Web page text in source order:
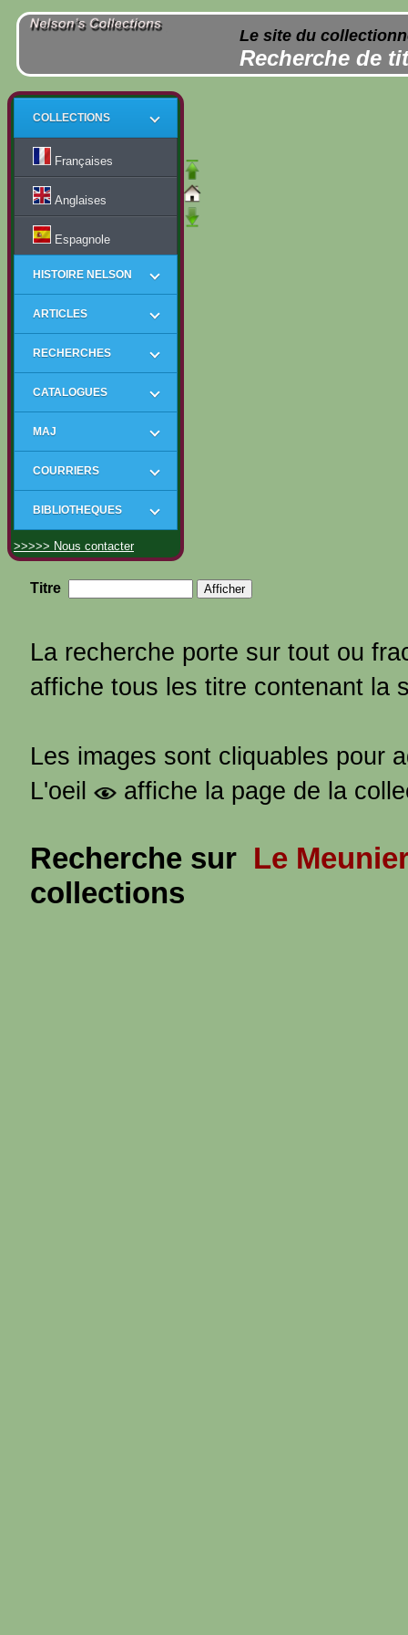
Le site du
Recherche de
COLLECTIONS
Françaises
Anglaises
Espagnole
HISTOIRE NELSON
ARTICLES
RECHERCHES
CATALOGUES
MAJ
COURRIERS
BIBLIOTHEQUES
>>>>> Nous contacter
Titre
La recherche porte sur tout ou
affiche tous les titre contenant la
Les images sont cliquables pour
L'oeil
affiche la page de la
Recherche sur Le
collections